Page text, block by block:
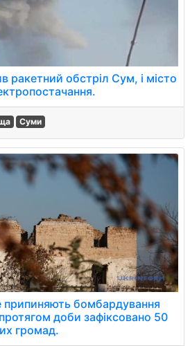
ракетний обстріл Сум, і місто
Суми
припиняють бомбардування
доби зафіксовано 50
громад.